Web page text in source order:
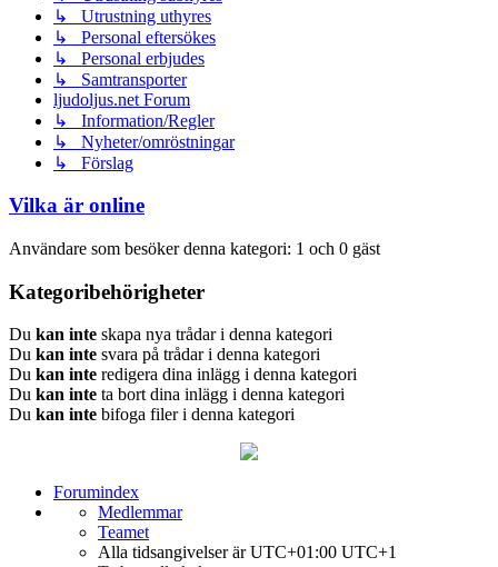
↳ Utrustning uthyres
↳ Personal eftersökes
↳ Personal erbjudes
↳ Samtransporter
ljudoljus.net Forum
↳ Information/Regler
↳ Nyheter/omröstningar
↳ Förslag
Vilka är online
Användare som besöker denna kategori: 1 och 0 gäst
Kategoribehörigheter
Du kan inte skapa nya trådar i denna kategori
Du kan inte svara på trådar i denna kategori
Du kan inte redigera dina inlägg i denna kategori
Du kan inte ta bort dina inlägg i denna kategori
Du kan inte bifoga filer i denna kategori
Forumindex
Medlemmar
Teamet
Alla tidsangivelser är UTC+01:00 UTC+1